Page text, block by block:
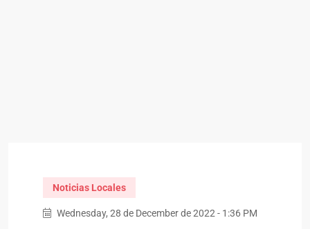
Noticias Locales
Wednesday, 28 de December de 2022 - 1:36 PM